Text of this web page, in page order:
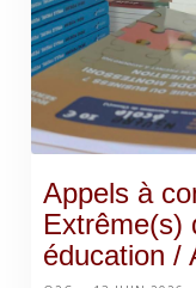
Appels à
Extrême(s)
éducation /